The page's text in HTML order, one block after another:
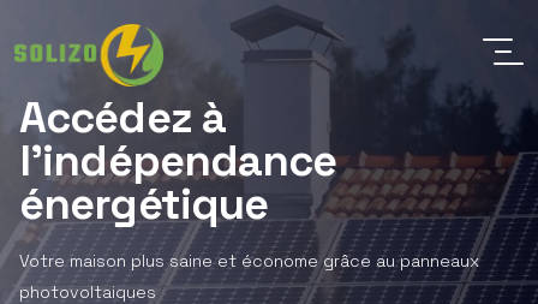
Accédez à
l'indépendance
énergétique
Votre maison plus saine et économe grâce au panneaux
photovoltaiques